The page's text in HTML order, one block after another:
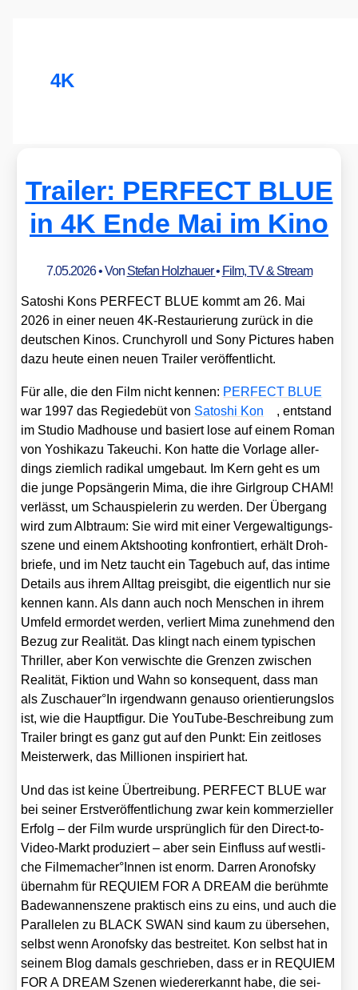
4K
Trailer: PERFECT BLUE
in 4K Ende Mai im Kino
7.05.2026• Von Stefan Holzhauer• Film, TV & Stream
Sato­shi Kons PERFECT BLUE kommt am 26. Mai
2026 in einer neu­en 4K-Restau­rie­rung zurück in die
deut­schen Kinos. Crun­chy­roll und Sony Pic­tures haben
dazu heu­te einen neu­en Trai­ler ver­öf­fent­licht.
Für alle, die den Film nicht ken­nen: PERFECT BLUE
war 1997 das Regie­de­büt von Sato­shi Kon
, ent­stand
im Stu­dio Mad­house und basiert lose auf einem Roman
von Yoshi­ka­zu Takeuchi. Kon hat­te die Vor­la­ge aller­
dings ziem­lich radi­kal umge­baut. Im Kern geht es um
die jun­ge Pop­sän­ge­rin Mima, die ihre Girl­group CHAM!
ver­lässt, um Schau­spie­le­rin zu wer­den. Der Über­gang
wird zum Alb­traum: Sie wird mit einer Ver­ge­wal­ti­gungs­
sze­ne und einem Akt­shoo­ting kon­fron­tiert, erhält Droh­
brie­fe, und im Netz taucht ein Tage­buch auf, das inti­me
Details aus ihrem All­tag preis­gibt, die eigent­lich nur sie
ken­nen kann. Als dann auch noch Men­schen in ihrem
Umfeld ermor­det wer­den, ver­liert Mima zuneh­mend den
Bezug zur Rea­li­tät. Das klingt nach einem typi­schen
Thril­ler, aber Kon ver­wisch­te die Gren­zen zwi­schen
Rea­li­tät, Fik­ti­on und Wahn so kon­se­quent, dass man
als Zuschauer°In irgend­wann genau­so ori­en­tie­rungs­los
ist, wie die Haupt­fi­gur. Die You­Tube-Beschrei­bung zum
Trai­ler bringt es ganz gut auf den Punkt: Ein zeit­lo­ses
Meis­ter­werk, das Mil­lio­nen inspi­riert hat.
Und das ist kei­ne Über­trei­bung. PERFECT BLUE war
bei sei­ner Erst­ver­öf­fent­li­chung zwar kein kom­mer­zi­el­ler
Erfolg – der Film wur­de ursprüng­lich für den Direct-to-
Video-Markt pro­du­ziert – aber sein Ein­fluss auf west­li­
che Filmemacher°Innen ist enorm. Dar­ren Aro­nof­sky
über­nahm für REQUIEM FOR A DREAM die berühm­te
Bade­wan­nen­sze­ne prak­tisch eins zu eins, und auch die
Par­al­le­len zu BLACK SWAN sind kaum zu über­se­hen,
selbst wenn Aro­nof­sky das bestrei­tet. Kon selbst hat in
sei­nem Blog damals geschrie­ben, dass er in REQUIEM
FOR A DREAM Sze­nen wie­der­erkannt habe, die sei­